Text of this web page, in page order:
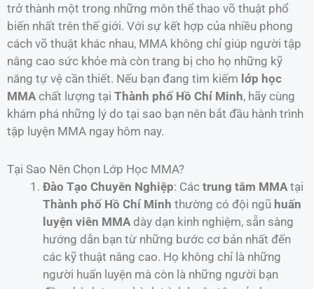
trở thành một trong những môn thể thao võ thuật phổ
biến nhất trên thế giới. Với sự kết hợp của nhiều phong
cách võ thuật khác nhau, MMA không chỉ giúp người tập
nâng cao sức khỏe mà còn trang bị cho họ những kỹ
năng tự vệ cần thiết. Nếu bạn đang tìm kiếm lớp học
MMA chất lượng tại Thành phố Hồ Chí Minh, hãy cùng
khám phá những lý do tại sao bạn nên bắt đầu hành trình
tập luyện MMA ngay hôm nay.
Tại Sao Nên Chọn Lớp Học MMA?
Đào Tạo Chuyên Nghiệp: Các trung tâm MMAtại
Thành phố Hồ Chí Minh thường có đội ngũ huấn
luyện viên MMAdày dạn kinh nghiệm, sẵn sàng
hướng dẫn bạn từ những bước cơ bản nhất đến
các kỹ thuật nâng cao. Họ không chỉ là những
người huấn luyện mà còn là những người bạn